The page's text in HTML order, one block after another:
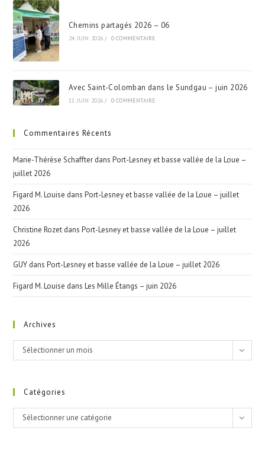
Chemins partagés 2026 – 06
24 JUIN 2026 / 0 COMMENTAIRE
Avec Saint-Colomban dans le Sundgau – juin 2026
11 JUIN 2026 / 0 COMMENTAIRE
Commentaires Récents
Marie-Thérèse Schaffter dansPort-Lesney et basse vallée de la Loue –
juillet 2026
Figard M. Louise dansPort-Lesney et basse vallée de la Loue – juillet
2026
Christine Rozet dansPort-Lesney et basse vallée de la Loue – juillet
2026
GUY dansPort-Lesney et basse vallée de la Loue – juillet 2026
Figard M. Louise dansLes Mille Étangs – juin 2026
Archives
Archives
Sélectionner un mois
Catégories
Catégories
Sélectionner une catégorie